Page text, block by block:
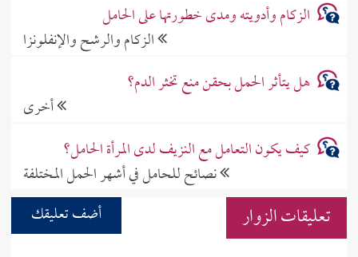
الزكام وأدويته ومدى خطورتها على الحامل
الزكام والرشح والإنفلونزا
هل يتأثر الحمل بحقن منع تخثر الدم؟
أخرى
كيف يكون التعامل مع النزيف لدى المرأة الحامل؟
نصائح للحامل في أشهر الحمل المختلفة
تعليقات الزوار أضف تعليقك